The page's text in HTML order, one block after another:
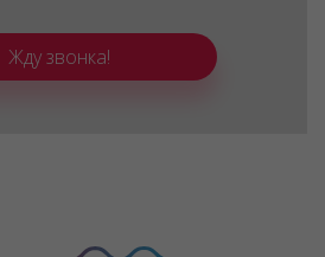
Жду звонка!